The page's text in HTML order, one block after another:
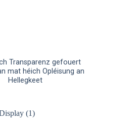
Transparenz gefouert
mat héich Opléisung an
Hellegkeet